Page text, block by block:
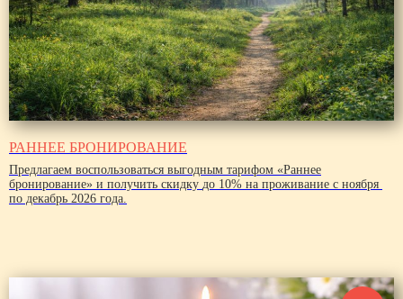
РАННЕЕ БРОНИРОВАНИЕ
Предлагаем воспользоваться выгодным тарифом «Раннее
бронирование» и получить скидку до 10% на проживание с ноября
по декабрь 2026 года.